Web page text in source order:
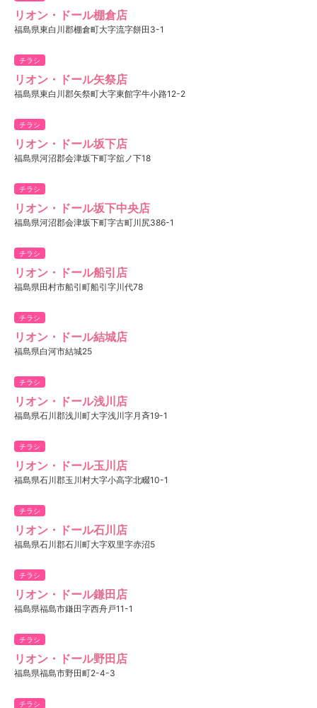
リオン・ドール棚倉店
福島県東白川郡棚倉町大字流字餅田3-1
チラシ
リオン・ドール矢祭店
福島県東白川郡矢祭町大字東館字牛小路12-2
チラシ
リオン・ドール坂下店
福島県河沼郡会津坂下町字舘ノ下18
チラシ
リオン・ドール坂下中央店
福島県河沼郡会津坂下町字古町川尻386-1
チラシ
リオン・ドール船引店
福島県田村市船引町船引字川代78
チラシ
リオン・ドール結城店
福島県白河市結城25
チラシ
リオン・ドール浅川店
福島県石川郡浅川町大字浅川字月斉19-1
チラシ
リオン・ドール玉川店
福島県石川郡玉川村大字小高字北畷10-1
チラシ
リオン・ドール石川店
福島県石川郡石川町大字双里字赤沼5
チラシ
リオン・ドール鎌田店
福島県福島市鎌田字西舟戸11-1
チラシ
リオン・ドール野田店
福島県福島市野田町2-4-3
チラシ